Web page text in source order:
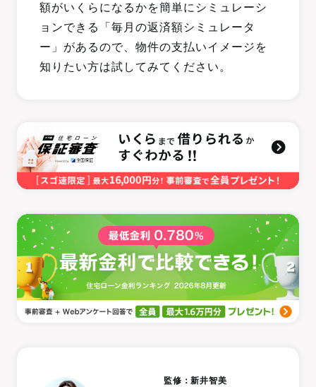
額がいくらになるかを簡単にシミュレーシ
ョンできる「毎月の返済額シミュレータ
ー」があるので、物件の支払いイメージを
知りたい方は試してみてください。
監修：新井智美